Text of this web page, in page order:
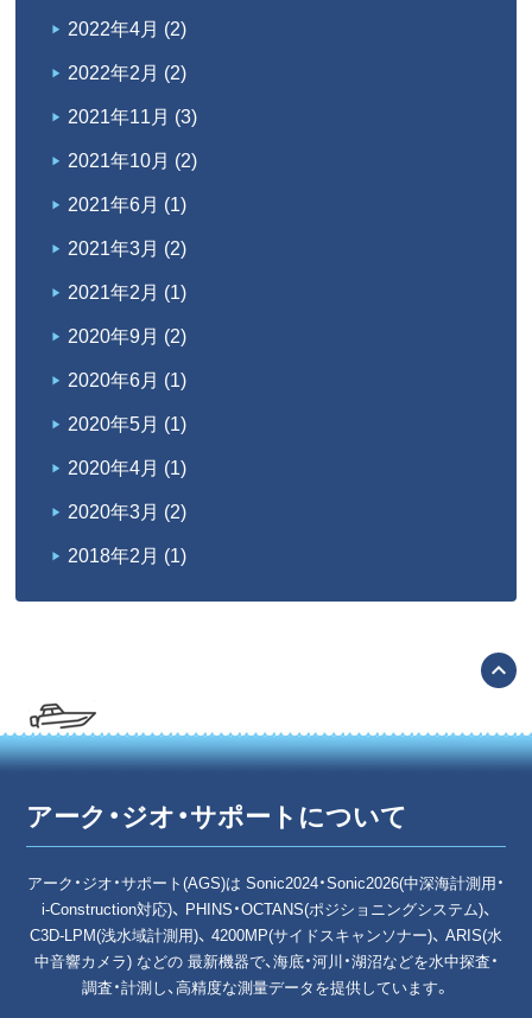
2022年4月 (2)
2022年2月 (2)
2021年11月 (3)
2021年10月 (2)
2021年6月 (1)
2021年3月 (2)
2021年2月 (1)
2020年9月 (2)
2020年6月 (1)
2020年5月 (1)
2020年4月 (1)
2020年3月 (2)
2018年2月 (1)
expand_less
アーク・ジオ・サポートについて
アーク・ジオ・サポート(AGS)は Sonic2024・Sonic2026(中深海計測用・
i-Construction対応)、 PHINS・OCTANS(ポジショニングシステム)、
C3D-LPM(浅水域計測用)、 4200MP(サイドスキャンソナー)、 ARIS(水
中音響カメラ) などの 最新機器で、海底・河川・湖沼などを水中探査・
調査・計測し、高精度な測量データを提供しています。